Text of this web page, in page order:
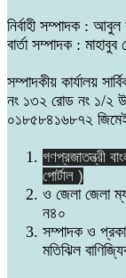
নির্বাহী সম্পাদক :
বার্তা সম্পাদক : মাহাবুব
সম্পাদকীয় কার্যালয়
নং ১৩২ রোড নং ১/২
০১৮৫৮৪১৬৮৭২
গণপ্রজাতন্ত্রী
পোর্টাল )
ও জেলা জেলা
ন৪০
সম্পাদক ও
মতিঝিল